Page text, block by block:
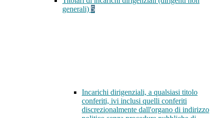
generali) 5
Incarichi dirigenziali, a qualsiasi titolo
conferiti, ivi inclusi quelli conferiti
discrezionalmente dall'organo di indirizzo